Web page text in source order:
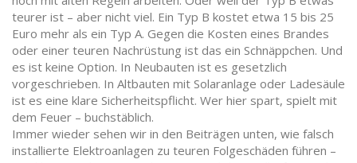
teurer ist – aber nicht viel. Ein Typ B kostet etwa 15 bis 25
Euro mehr als ein Typ A. Gegen die Kosten eines Brandes
oder einer teuren Nachrüstung ist das ein Schnäppchen. Und
es ist keine Option. In Neubauten ist es gesetzlich
vorgeschrieben. In Altbauten mit Solaranlage oder Ladesäule
ist es eine klare Sicherheitspflicht. Wer hier spart, spielt mit
dem Feuer – buchstäblich.
Immer wieder sehen wir in den Beiträgen unten, wie falsch
installierte Elektroanlagen zu teuren Folgeschäden führen –